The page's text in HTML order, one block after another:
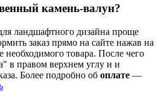
камень-валун?
ландшафтного дизайна проще
заказ прямо на сайте нажав на
товара. После чего
в правом верхнем углу и и
Более подробно об оплате —